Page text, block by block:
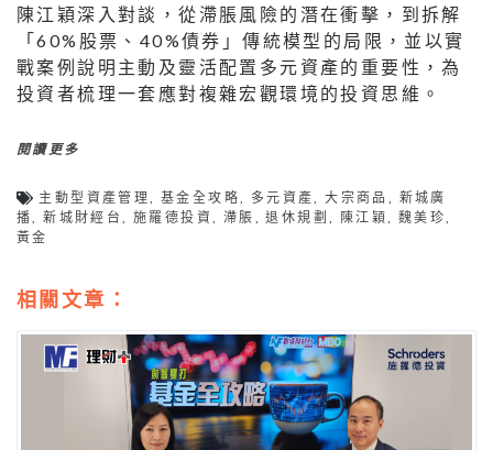
陳江穎深入對談，從滯脹風險的潛在衝擊，到拆解
「60%股票、40%債券」傳統模型的局限，並以實
戰案例說明主動及靈活配置多元資產的重要性，為
投資者梳理一套應對複雜宏觀環境的投資思維。
閱讀更多
主動型資產管理,基金全攻略, 多元資產,大宗商品 , 新城廣
播,新城財經台,施羅德投資, 滯脹 ,退休規劃, 陳江穎, 魏美珍,
黃金
相關文章：